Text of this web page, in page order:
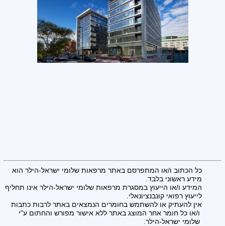
כל הכתוב ו/או המתפרסם באתר מרפאות שלומי ישראל-הילר הוא
מידע ראשוני בלבד.
המידע ו/או הייעוץ במסגרת מרפאות שלומי ישראל-הילר אינו תחליף
לייעוץ רפואי קונבנציונאלי.
אין להעתיק או להשתמש בחומרים הנמצאים באתר לרבות כתבות
ו/או כל חומר אחר המוצג באתר ללא אישור מפורש והחתום ע"י
שלומי ישראל-הילר.